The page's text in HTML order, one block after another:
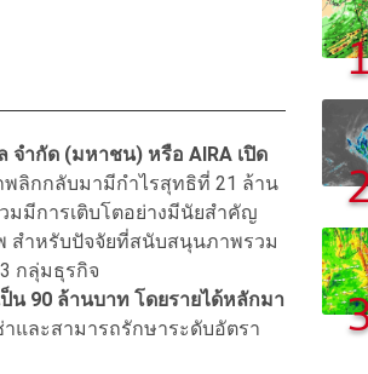
จำกัด (มหาชน) หรือ AIRA เปิด
พลิกกลับมามีกำไรสุทธิที่ 21 ล้าน
มมีการเติบโตอย่างมีนัยสำคัญ
สำหรับปัจจัยที่สนับสนุนภาพรวม
3 กลุ่มธุรกิจ
น 90 ล้านบาท โดยรายได้หลักมา
าและสามารถรักษาระดับอัตรา